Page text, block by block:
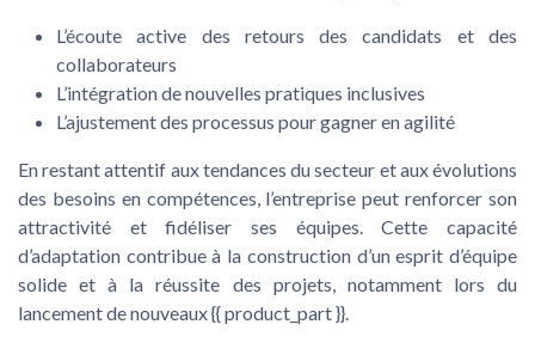
L’écoute active des retours des candidats et des
collaborateurs
L’intégration de nouvelles pratiques inclusives
L’ajustement des processus pour gagner en agilité
En restant attentif aux tendances du secteur et aux évolutions
des besoins en compétences, l’entreprise peut renforcer son
attractivité et fidéliser ses équipes. Cette capacité
d’adaptation contribue à la construction d’un esprit d’équipe
solide et à la réussite des projets, notamment lors du
lancement de nouveaux{{ product_part }}